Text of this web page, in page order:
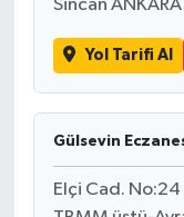
Sincan
Yol Tarifi Al
Gülsevin
Elçi Cad. No:24